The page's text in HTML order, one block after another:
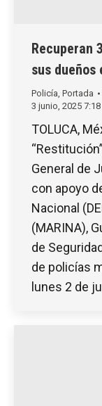
Recuperan
sus dueños
Policía, Portada
3 junio, 2025 7:18
TOLUCA,
General de
con apoyo
Nacional
(MARINA),
de
de policías
lunes 2 de